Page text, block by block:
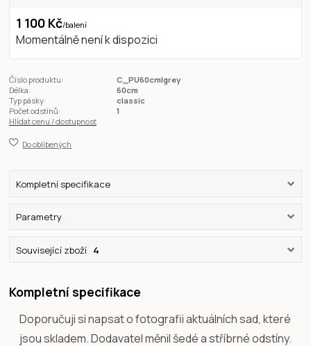
1 100 Kč/balení
Momentálně není k dispozici
Číslo produktu:
C_PU60cmlgrey
Délka:
60cm
Typ pásky:
classic
Počet odstínů:
1
Hlídat cenu / dostupnost
Do oblíbených
Kompletní specifikace
Parametry
Související zboží 4
Kompletní specifikace
Doporučuji si napsat o fotografii aktuálních sad, které
jsou skladem. Dodavatel měnil šedé a stříbrné odstíny.